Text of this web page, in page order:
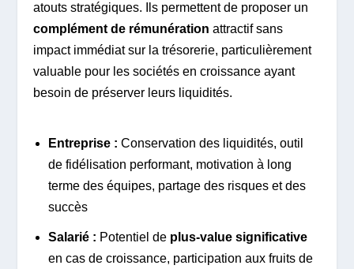
atouts stratégiques. Ils permettent de proposer un
complément de rémunération attractif sans
impact immédiat sur la trésorerie, particulièrement
valuable pour les sociétés en croissance ayant
besoin de préserver leurs liquidités.
Entreprise : Conservation des liquidités, outil
de fidélisation performant, motivation à long
terme des équipes, partage des risques et des
succès
Salarié : Potentiel de plus-value significative
en cas de croissance, participation aux fruits de